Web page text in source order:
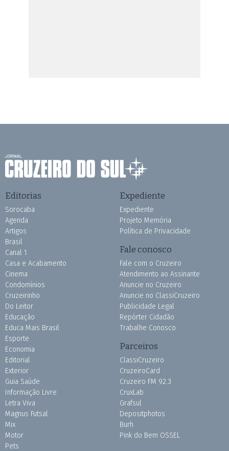
Editorias
Sorocaba
Agenda
Artigos
Brasil
Canal 1
Casa e Acabamento
Cinema
Condomínios
Cruzeirinho
Do Leitor
Educação
Educa Mais Brasil
Esporte
Economia
Editorial
Exterior
Guia Saúde
Informação Livre
Letra Viva
Magnus Futsal
Mix
Motor
Pets
Expediente
Expediente
Projeto Memória
Política de Privacidade
Fale conosco
Fale com o Cruzeiro
Atendimento ao Assinante
Anuncie no Cruzeiro
Anuncie no ClassiCruzeiro
Publicidade Legal
Repórter Cidadão
Trabalhe Conosco
Parceiros
ClassiCruzeiro
CruzeiroCard
Cruzeiro FM 92.3
CruxLab
Grafsul
Depositphotos
Burh
Pink do Bem OSSEL